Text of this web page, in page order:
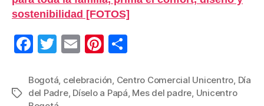
sostenibilidad [FOTOS]
F
c
e
T
tt
er
E
ail
Pi
er
e
m
p
Etiquetas
Bogotá, celebración, Centro Comercial Unicentro, Día
del Padre, Díselo a Papá, Mes del padre, Unicentro